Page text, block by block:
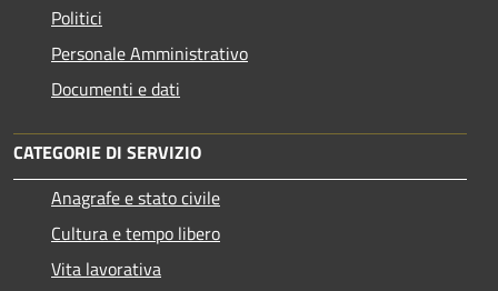
Politici
Personale Amministrativo
Documenti e dati
CATEGORIE DI SERVIZIO
Anagrafe e stato civile
Cultura e tempo libero
Vita lavorativa